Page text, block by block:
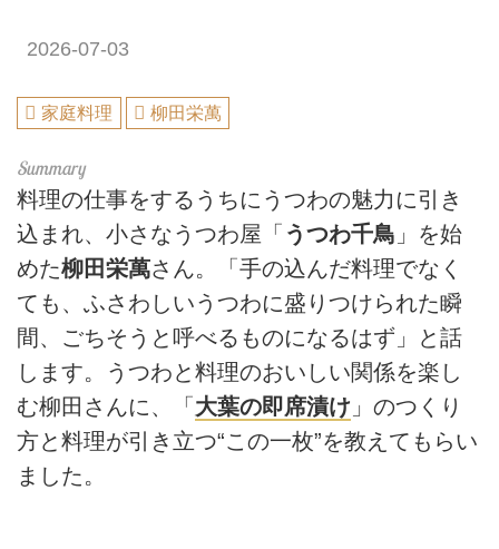
2026-07-03
家庭料理 柳田栄萬
料理の仕事をするうちにうつわの魅力に引き
込まれ、小さなうつわ屋「 うつわ千鳥 」を始
めた柳田栄萬さん。「手の込んだ料理でなく
ても、ふさわしいうつわに盛りつけられた瞬
間、ごちそうと呼べるものになるはず」と話
します。うつわと料理のおいしい関係を楽し
む柳田さんに、「 大葉の即席漬け 」のつくり
方と料理が引き立つ“この一枚”を教えてもらい
ました。